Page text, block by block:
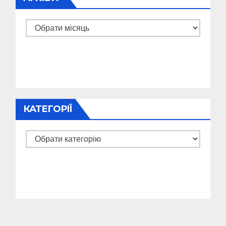
Архіви
КАТЕГОРІЇ
Категорії